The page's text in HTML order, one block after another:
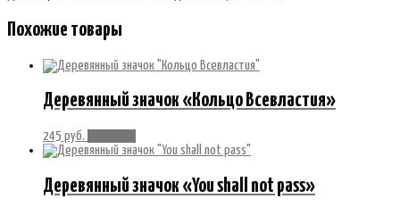
Похожие товары
Деревянный значок «Кольцо Всевластия»
245 руб.
Деревянный значок «You shall not pass»